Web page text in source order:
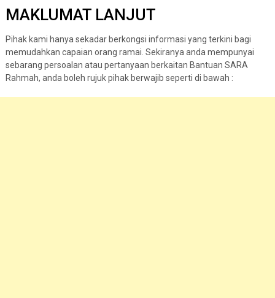
MAKLUMAT LANJUT
Pihak kami hanya sekadar berkongsi informasi yang terkini bagi
memudahkan capaian orang ramai. Sekiranya anda mempunyai
sebarang persoalan atau pertanyaan berkaitan Bantuan SARA
Rahmah, anda boleh rujuk pihak berwajib seperti di bawah :